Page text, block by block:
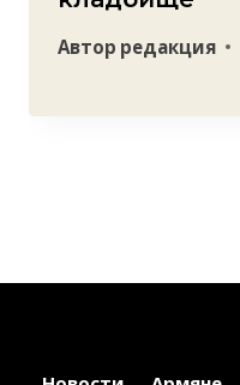
Автор редакция